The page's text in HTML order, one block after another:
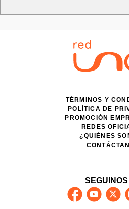
TÉRMINOS Y
POLÍTICA DE
PROMOCIÓN
REDES
¿QUIÉNES
SEGUINOS